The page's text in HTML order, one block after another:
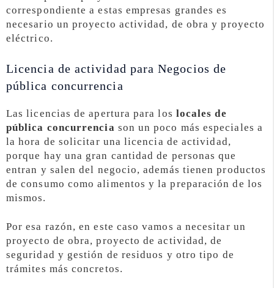
correspondiente a estas empresas grandes es
necesario un proyecto actividad, de obra y proyecto
eléctrico.
Licencia de actividad para Negocios de
pública concurrencia
Las licencias de apertura para los locales de
pública concurrencia son un poco más especiales a
la hora de solicitar una licencia de actividad,
porque hay una gran cantidad de personas que
entran y salen del negocio, además tienen productos
de consumo como alimentos y la preparación de los
mismos.
Por esa razón, en este caso vamos a necesitar un
proyecto de obra, proyecto de actividad, de
seguridad y gestión de residuos y otro tipo de
trámites más concretos.